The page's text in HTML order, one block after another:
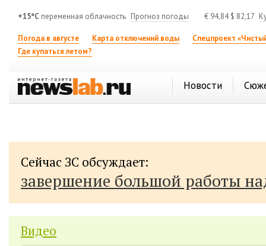
+15°C переменная облачность Прогноз погоды € 94,84$ 82,17
Погода в августе Карта отключений воды
Спецпроект
Где купаться летом?
Новости
Сейчас ЗС обсуждает:
завершение большой работы
Видео